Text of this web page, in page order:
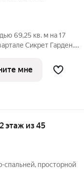
69,25 кв. м на 17
Сикрет Гарден.
в историческом
мне
этаж из 45
спальней, просторной